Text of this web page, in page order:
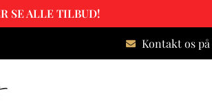
SE ALLE TILBUD!
Kontakt os